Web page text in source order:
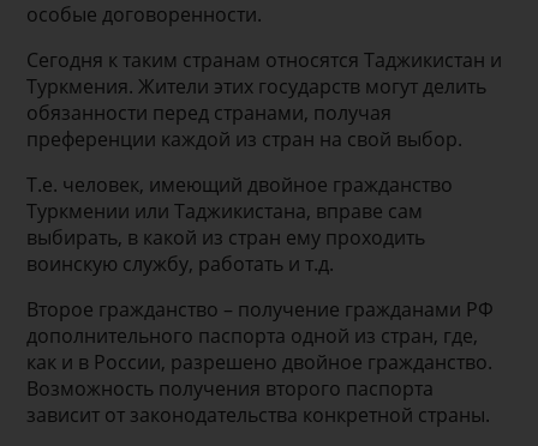
особые договоренности.
Сегодня к таким странам относятся Таджикистан и
Туркмения. Жители этих государств могут делить
обязанности перед странами, получая
преференции каждой из стран на свой выбор.
Т.е. человек, имеющий двойное гражданство
Туркмении или Таджикистана, вправе сам
выбирать, в какой из стран ему проходить
воинскую службу, работать и т.д.
Второе гражданство – получение гражданами РФ
дополнительного паспорта одной из стран, где,
как и в России, разрешено двойное гражданство.
Возможность получения второго паспорта
зависит от законодательства конкретной страны.